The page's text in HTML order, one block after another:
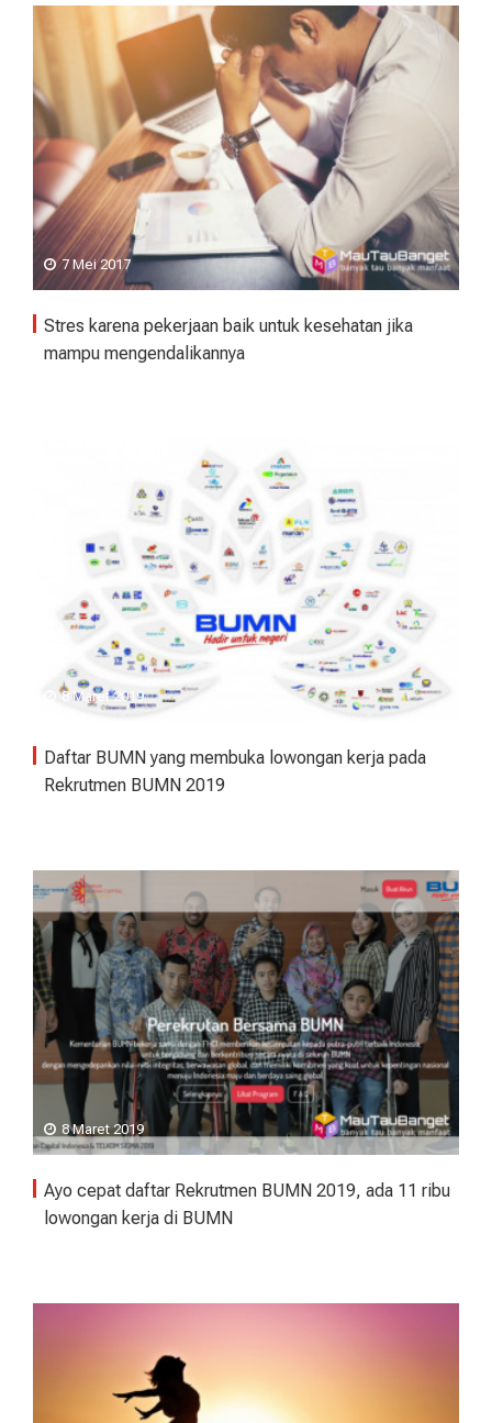
7 Mei 2017
Stres karena pekerjaan baik untuk kesehatan jika
mampu mengendalikannya
8 Maret 2019
Daftar BUMN yang membuka lowongan kerja pada
Rekrutmen BUMN 2019
8 Maret 2019
Ayo cepat daftar Rekrutmen BUMN 2019, ada 11 ribu
lowongan kerja di BUMN